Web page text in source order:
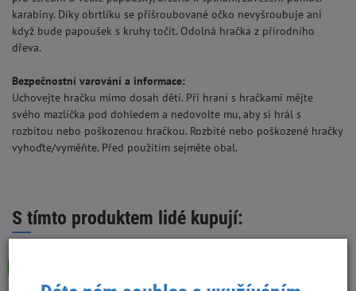
karabiny. Díky obrtlíku se přišroubované očko nevyšroubuje ani
když bude papoušek s kruhy točit. Odolná hračka z přírodního
dřeva.
Bezpečnostní varování a informace:
Uchovejte hračku mimo dosah dětí. Při hraní s hračkami mějte
svého mazlíčka pod dohledem a nedovolte mu, aby si hrál s
rozbitou nebo poškozenou hračkou. Rozbité nebo poškozené hračky
vyhoďte/vyměňte. Před použitím sejměte obal.
S tímto produktem lidé kupují: